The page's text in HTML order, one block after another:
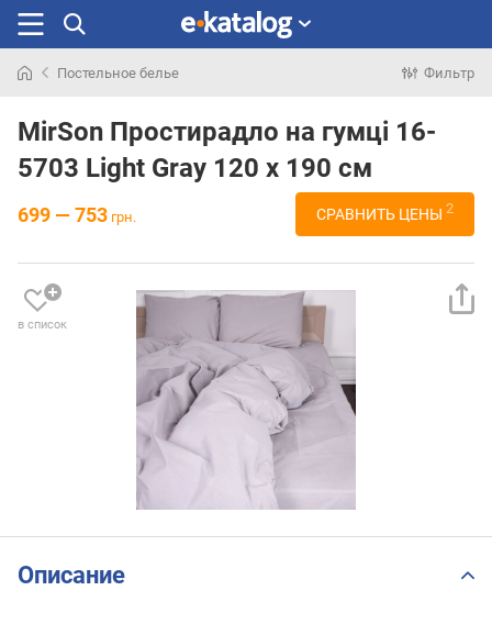
раньше
Постельное белье Фильтр
MirSon Простирадло на гумці 16-
5703 Light Gray 120 х 190 см
699 — 753 грн. СРАВНИТЬ ЦЕНЫ 2
в список
Описание